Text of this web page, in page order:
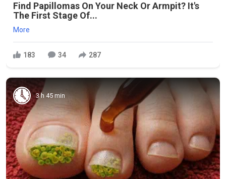
Find Papillomas On Your Neck Or Armpit? It's
The First Stage Of...
More
183 34 287
3 h 45 min